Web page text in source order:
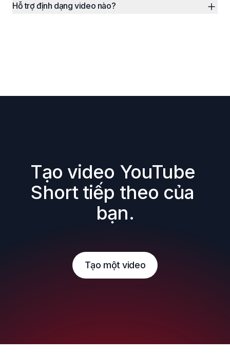
Hỗ trợ định dạng video nào?
Tạo video YouTube
Short tiếp theo của
bạn.
Tạo một video